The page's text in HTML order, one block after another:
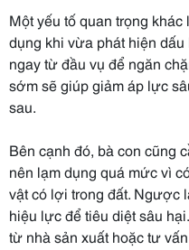
Một yếu tố quan trọng
dụng khi vừa phát hiện
ngay từ đầu vụ để ngăn
sớm sẽ giúp giảm áp lực
sau.
Bên cạnh đó, bà con cũng
nên lạm dụng quá mức vì
vật có lợi trong đất. Ngược
hiệu lực để tiêu diệt sâu
từ nhà sản xuất hoặc tư